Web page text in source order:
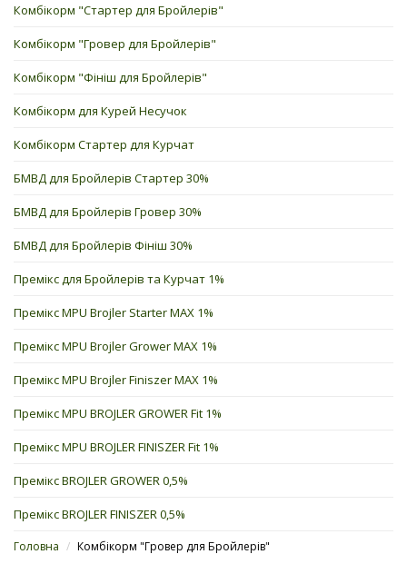
Комбікорм "Стартер для Бройлерів"
Комбікорм "Гровер для Бройлерів"
Комбікорм "Фініш для Бройлерів"
Комбікорм для Курей Несучок
Комбікорм Стартер для Курчат
БМВД для Бройлерів Стартер 30%
БМВД для Бройлерів Гровер 30%
БМВД для Бройлерів Фініш 30%
Премікс для Бройлерів та Курчат 1%
Премікс MPU Brojler Starter MAX 1%
Премікс MPU Brojler Grower MAX 1%
Премікс MPU Brojler Finiszer MAX 1%
Премікс MPU BROJLER GROWER Fit 1%
Премікс MPU BROJLER FINISZER Fit 1%
Премікс BROJLER GROWER 0,5%
Премікс BROJLER FINISZER 0,5%
Головна / Комбікорм "Гровер для Бройлерів"